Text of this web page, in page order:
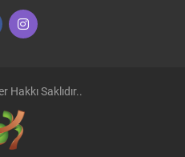
Hakkı Saklıdır..